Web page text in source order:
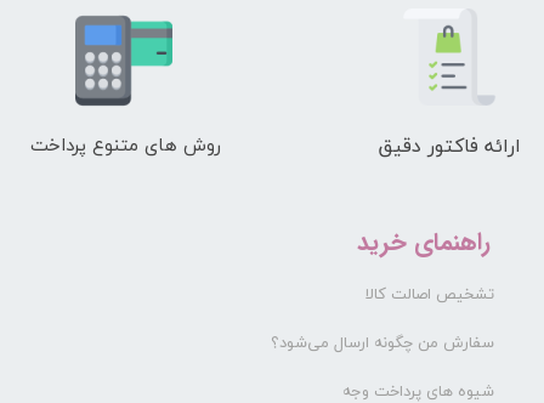
ارائه فاکتور دقیق روش های متنوع پرداخت
راهنمای خرید
تشخیص اصالت کالا
سفارش من چگونه ارسال می‌شود؟
شیوه های پرداخت وجه